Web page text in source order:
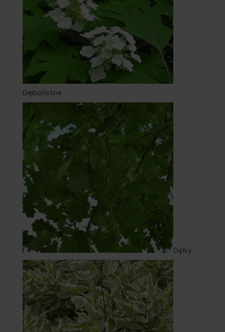
Dębolistne
Dęby